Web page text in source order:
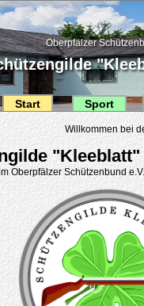
Oberpfälzer
Start Sport
Willkommen bei
Oberpfälzer Schützenbund